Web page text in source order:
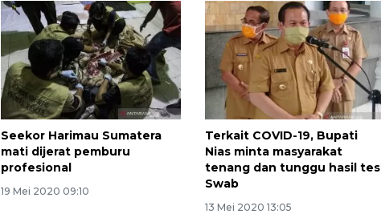
Seekor Harimau Sumatera
mati dijerat pemburu
profesional
19 Mei 2020 09:10
Terkait COVID-19, Bupati
Nias minta masyarakat
tenang dan tunggu hasil tes
Swab
13 Mei 2020 13:05
27 Juli 2026 20:00